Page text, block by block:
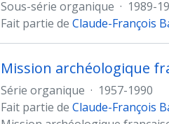
Sous-série organique · 1989-
Fait partie de Claude-François
Mission archéologique
Série organique · 1957-1990
Fait partie de Claude-François